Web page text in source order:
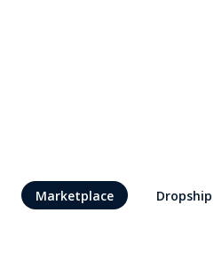
Marketplace Dropship